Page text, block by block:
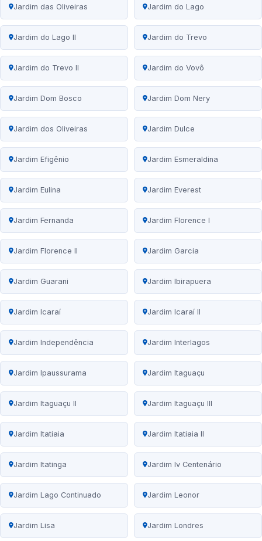
Jardim das Oliveiras Jardim do Lago
Jardim do Lago II Jardim do Trevo
Jardim do Trevo II Jardim do Vovô
Jardim Dom Bosco Jardim Dom Nery
Jardim dos Oliveiras Jardim Dulce
Jardim Efigênio Jardim Esmeraldina
Jardim Eulina Jardim Everest
Jardim Fernanda Jardim Florence I
Jardim Florence II Jardim Garcia
Jardim Guarani Jardim Ibirapuera
Jardim Icaraí Jardim Icaraí II
Jardim Independência Jardim Interlagos
Jardim Ipaussurama Jardim Itaguaçu
Jardim Itaguaçu II Jardim Itaguaçu III
Jardim Itatiaia Jardim Itatiaia II
Jardim Itatinga Jardim Iv Centenário
Jardim Lago Continuado Jardim Leonor
Jardim Lisa Jardim Londres